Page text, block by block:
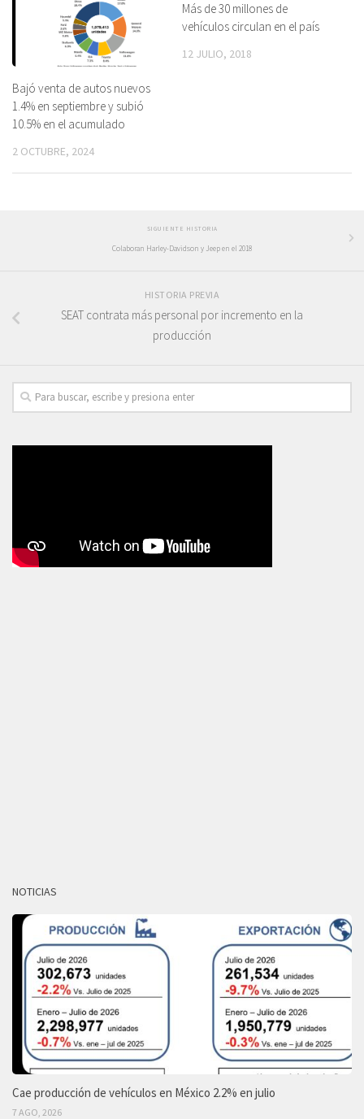
Bajó venta de autos nuevos
1.4% en septiembre y subió
10.5% en el acumulado
2 OCTUBRE, 2024
Más de 30 millones de
vehículos circulan en el país
12 JULIO, 2018
SIGUIENTE HISTORIA
Colaboran Harley-Davidson y Jeep en el 2018
HISTORIA PREVIA
SEAT contrata más personal por incremento en la
producción
NOTICIAS
Cae producción de vehículos en México 2.2% en julio
7 AGO, 2026